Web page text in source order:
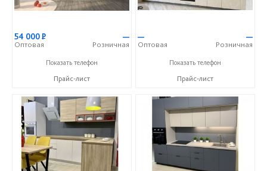
54 000Р
Оптовая
—
Розничная
+7 (903) 851-42-43
Показать телефон
Прайс-лист
—
Оптовая
—
Розничная
+7 (903) 851-42-43
Показать телефон
Прайс-лист